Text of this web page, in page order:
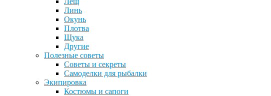
Линь
Окунь
Плотва
Щука
Другие
Полезные советы
Советы и секреты
Самоделки для рыбалки
Экипировка
Костюмы и сапоги